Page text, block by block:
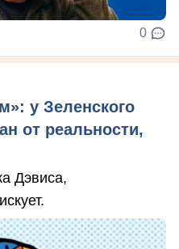
0
у Зеленского
от реальности,
Дэвиса,